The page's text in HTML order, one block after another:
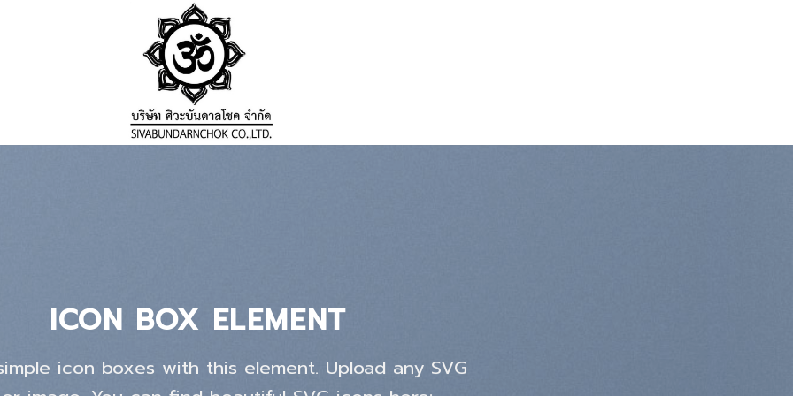
ICON BOX ELEMENT
icon boxes with this element. Upload any SVG